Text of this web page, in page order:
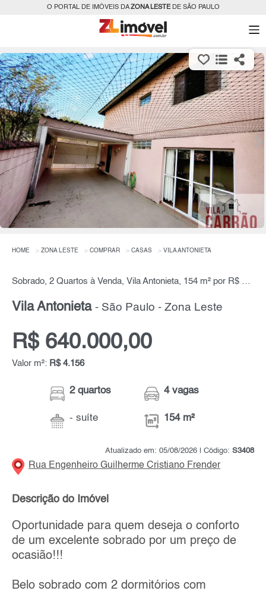
O PORTAL DE IMÓVEIS DAZONA LESTEDE SÃO PAULO
HOME ZONA LESTE COMPRAR CASAS VILA ANTONIETA
Sobrado, 2 Quartos à Venda, Vila Antonieta, 154 m² por R$ 640.000,00
Vila Antonieta - São Paulo - Zona Leste
R$ 640.000,00
Valor m²: R$ 4.156
2 quartos
- suíte
4 vagas
154 m²
Atualizado em: 05/08/2026 | Código: S3408
Rua Engenheiro Guilherme Cristiano Frender
Descrição do Imóvel
Oportunidade para quem deseja o conforto
de um excelente sobrado por um preço de
ocasião!!!
Belo sobrado com 2 dormitórios com